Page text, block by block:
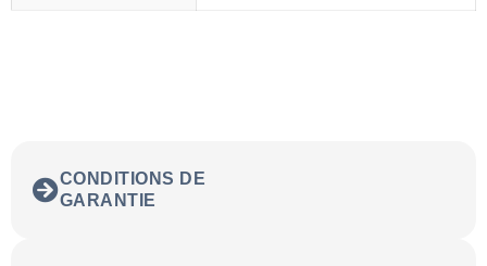
CONDITIONS DE
GARANTIE